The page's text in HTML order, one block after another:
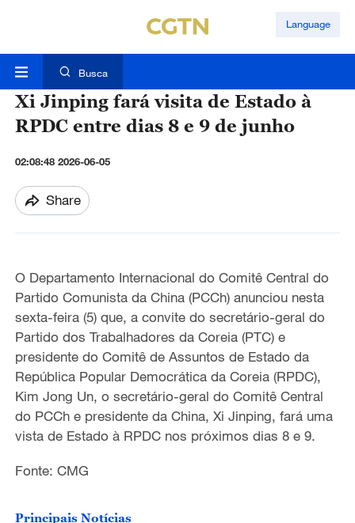
Language
Busca
Xi Jinping fará visita de Estado à
RPDC entre dias 8 e 9 de junho
02:08:48 2026-06-05
Share
O Departamento Internacional do Comitê Central do
Partido Comunista da China (PCCh) anunciou nesta
sexta-feira (5) que, a convite do secretário-geral do
Partido dos Trabalhadores da Coreia (PTC) e
presidente do Comitê de Assuntos de Estado da
República Popular Democrática da Coreia (RPDC),
Kim Jong Un, o secretário-geral do Comitê Central
do PCCh e presidente da China, Xi Jinping, fará uma
vista de Estado à RPDC nos próximos dias 8 e 9.
Fonte: CMG
Principais Notícias